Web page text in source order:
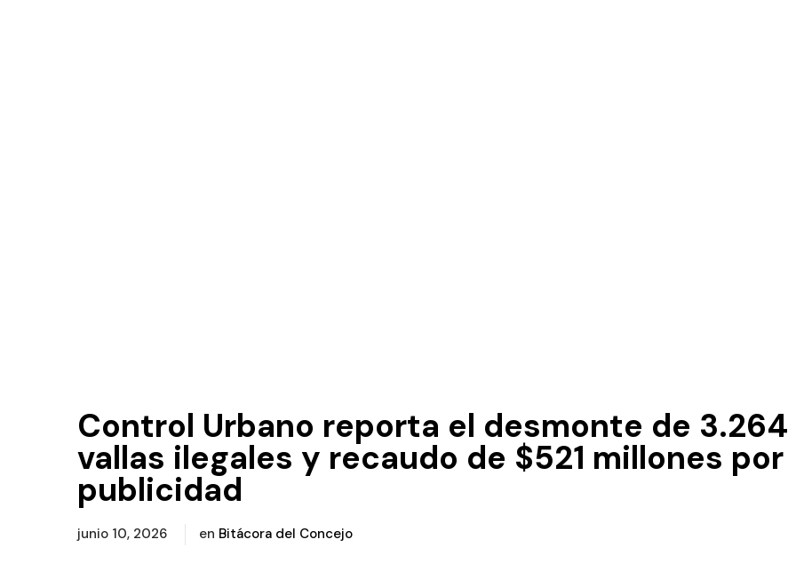
Control Urbano reporta el desmonte de 3.264
vallas ilegales y recaudo de $521 millones por
publicidad
junio 10, 2026 en Bitácora del Concejo